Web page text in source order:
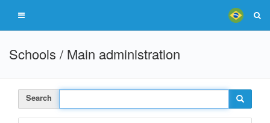
Schools / Main administration
Search